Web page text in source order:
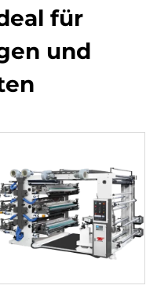
für
und